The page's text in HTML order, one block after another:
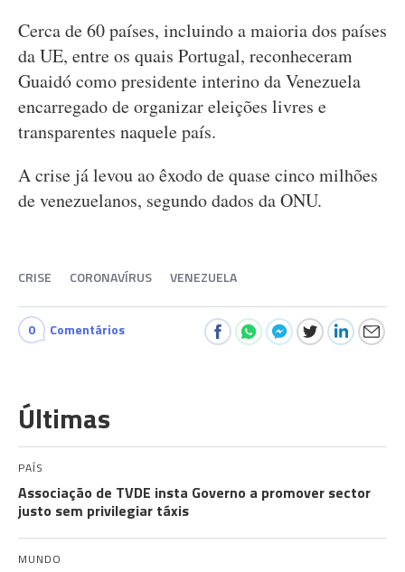
Cerca de 60 países, incluindo a maioria dos países
da UE, entre os quais Portugal, reconheceram
Guaidó como presidente interino da Venezuela
encarregado de organizar eleições livres e
transparentes naquele país.
A crise já levou ao êxodo de quase cinco milhões
de venezuelanos, segundo dados da ONU.
CRISE CORONAVÍRUS VENEZUELA
0 Comentários
Últimas
PAÍS
Associação de TVDE insta Governo a promover sector
justo sem privilegiar táxis
MUNDO